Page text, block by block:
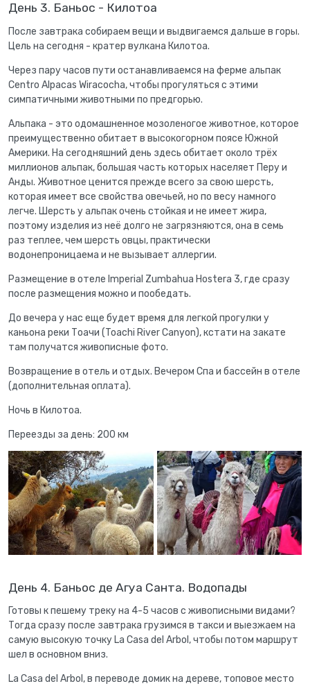
День 3. Баньос - Килотоа
После завтрака собираем вещи и выдвигаемся дальше в горы.
Цель на сегодня - кратер вулкана Килотоа.
Через пару часов пути останавливаемся на ферме альпак
Centro Alpacas Wiracocha, чтобы прогуляться с этими
симпатичными животными по предгорью.
Альпака - это одомашненное мозоленогое животное, которое
преимущественно обитает в высокогорном поясе Южной
Америки. На сегодняшний день здесь обитает около трёх
миллионов альпак, большая часть которых населяет Перу и
Анды. Животное ценится прежде всего за свою шерсть,
которая имеет все свойства овечьей, но по весу намного
легче. Шерсть у альпак очень стойкая и не имеет жира,
поэтому изделия из неё долго не загрязняются, она в семь
раз теплее, чем шерсть овцы, практически
водонепроницаема и не вызывает аллергии.
Размещение в отеле Imperial Zumbahua Hostera 3, где сразу
после размещения можно и пообедать.
До вечера у нас еще будет время для легкой прогулки у
каньона реки Тоачи (Toachi River Canyon), кстати на закате
там получатся живописные фото.
Возвращение в отель и отдых. Вечером Спа и бассейн в отеле
(дополнительная оплата).
Ночь в Килотоа.
Переезды за день: 200 км
День 4. Баньос де Агуа Санта. Водопады
Готовы к пешему треку на 4-5 часов с живописными видами?
Тогда сразу после завтрака грузимся в такси и выезжаем на
самую высокую точку La Casa del Arbol, чтобы потом маршрут
шел в основном вниз.
La Casa del Arbol, в переводе домик на дереве, топовое место